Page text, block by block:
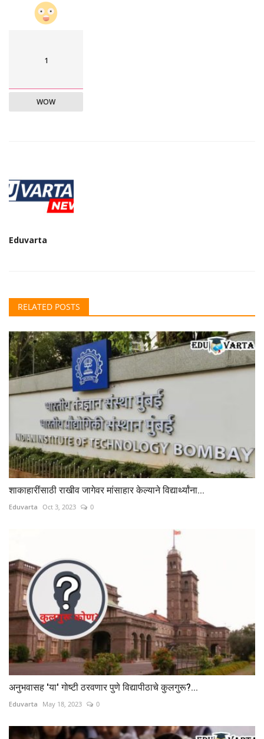
1
WOW
Eduvarta
RELATED POSTS
शाकाहारींसाठी राखीव जागेवर मांसाहार केल्याने विद्यार्थ्यांना...
Eduvarta Oct 3, 2023 0
अनुभवासह 'या' गोष्टी ठरवणार पुणे विद्यापीठाचे कुलगुरू?...
Eduvarta May 18, 2023 0